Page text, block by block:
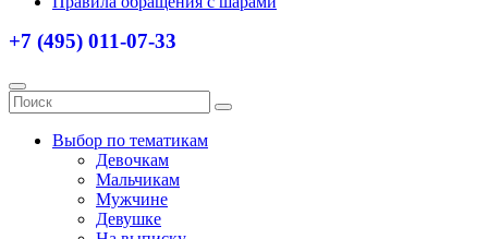
+7 (495) 011-07-33
Выбор по тематикам
Девочкам
Мальчикам
Мужчине
Девушке